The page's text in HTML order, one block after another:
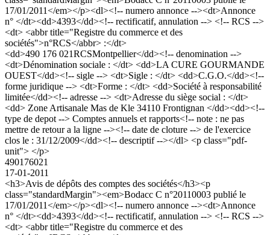
17/01/2011</em></p><dl><!-- numero annonce --><dt>Annonce
n° </dt><dd>4393</dd><!-- rectificatif, annulation --> <!-- RCS -->
<dt> <abbr title="Registre du commerce et des
sociétés">n°RCS</abbr> :</dt>
<dd>490 176 021RCSMontpellier</dd><!-- denomination -->
<dt>Dénomination sociale : </dt> <dd>LA CURE GOURMANDE
OUEST</dd><!-- sigle --> <dt>Sigle : </dt> <dd>C.G.O.</dd><!--
forme juridique --> <dt>Forme : </dt> <dd>Société à responsabilité
limitée</dd><!-- adresse --> <dt>Adresse du siège social : </dt>
<dd> Zone Artisanale Mas de Kle 34110 Frontignan </dd><dd><!--
type de depot --> Comptes annuels et rapports<!-- note : ne pas
mettre de retour a la ligne --><!-- date de cloture --> de l'exercice
clos le : 31/12/2009</dd><!-- descriptif --></dl> <p class="pdf-
unit"> </p>
490176021
17-01-2011
<h3>Avis de dépôts des comptes des sociétés</h3><p
class="standardMargin"><em>Bodacc C n°20110003 publié le
17/01/2011</em></p><dl><!-- numero annonce --><dt>Annonce
n° </dt><dd>4393</dd><!-- rectificatif, annulation --> <!-- RCS -->
<dt> <abbr title="Registre du commerce et des